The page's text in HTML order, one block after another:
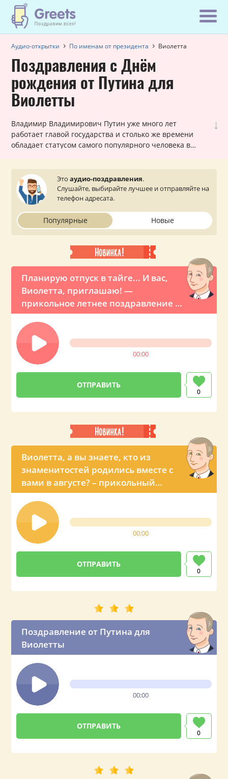
Аудио-открытки По именам от президента Виолетта
Поздравления с Днём
рождения от Путина для
Виолетты
↓
Владимир Владимирович Путин уже много лет
работает главой государства и столько же времени
обладает статусом самого популярного человека в
рождения, всегда в топе самых заказываемых именных
поздравлений. Они всегда уникальны для каждой
женщины и оставляют очень приятное впечатление.
статус (по желанию) и звонок от президента поступит
на телефон вашей близкой или знакомой Виолетте.
Этоаудио-поздравления.
Слушайте, выбирайте лучшее и отправляйте на
телефон адресата.
Популярные Новые
Планирую отпуск в тайге... И вас,
Виолетта, приглашаю! —
прикольное летнее поздравление от
Путина
00:00
0
Виолетта, а вы знаете, кто из
знаменитостей родились вместе с
вами в августе? – прикольный
звонок с именным поздравлением
от Владимира Владимировича
00:00
0
Поздравление от Путина для
Виолетты
00:00
0